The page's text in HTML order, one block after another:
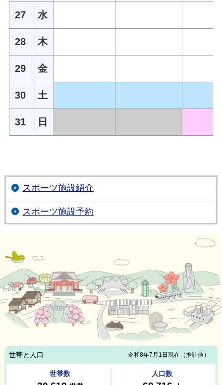
27 水
28 木
29 金
30 土
31 日
スポーツ施設紹介
スポーツ施設予約